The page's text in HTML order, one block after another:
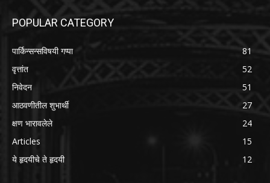
POPULAR CATEGORY
पार्किन्सन्सविषयी गप्पा
81
वृत्तांत
52
निवेदन
51
आठवणीतील शुभार्थी
27
क्षण भारावलेले
24
Articles
15
ये हृदयीचे ते हृदयी
12